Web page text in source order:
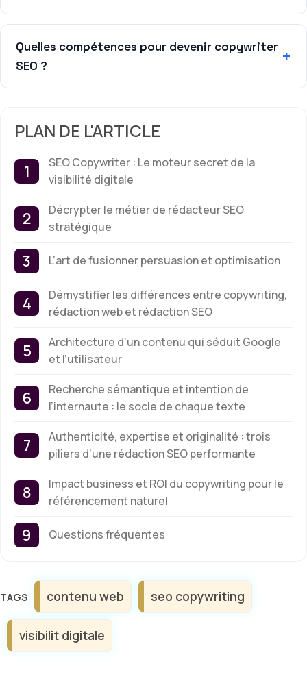
Quelles compétences pour devenir copywriter
SEO ?
PLAN DE L'ARTICLE
SEO Copywriter : Le moteur secret de la
visibilité digitale
Décrypter le métier de rédacteur SEO
stratégique
L’art de fusionner persuasion et optimisation
Démystifier les différences entre copywriting,
rédaction web et rédaction SEO
Architecture d’un contenu qui séduit Google
et l’utilisateur
Recherche sémantique et intention de
l’internaute : le socle de chaque texte
Authenticité, expertise et originalité : trois
piliers d’une rédaction SEO performante
Impact business et ROI du copywriting pour le
référencement naturel
Questions fréquentes
Étiquettes
contenu web seo copywriting
visibilit digitale